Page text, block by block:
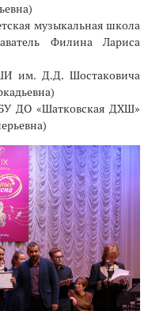
музыкальная школа
Филина Лариса
им. Д.Д. Шостаковича
ДО «Шатковская ДХШ»